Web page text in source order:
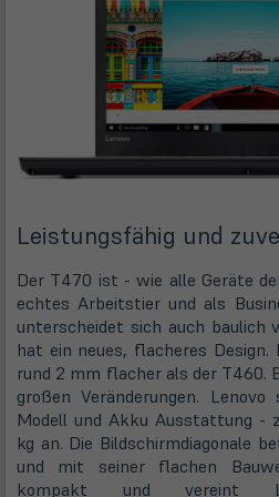
Leistungsfähig und
Der T470 ist - wie alle Geräte
echtes Arbeitstier und als
unterscheidet sich auch baulich
hat ein neues, flacheres
rund 2 mm flacher als der T460.
großen Veränderungen.
Modell und Akku Ausstattung -
kg an. Die Bildschirmdiagonale
und mit seiner flachen
kompakt und vereint